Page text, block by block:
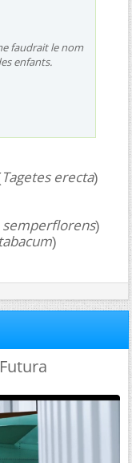
faudrait le nom
enfants.
Tagetes erecta)
semperflorens)
)